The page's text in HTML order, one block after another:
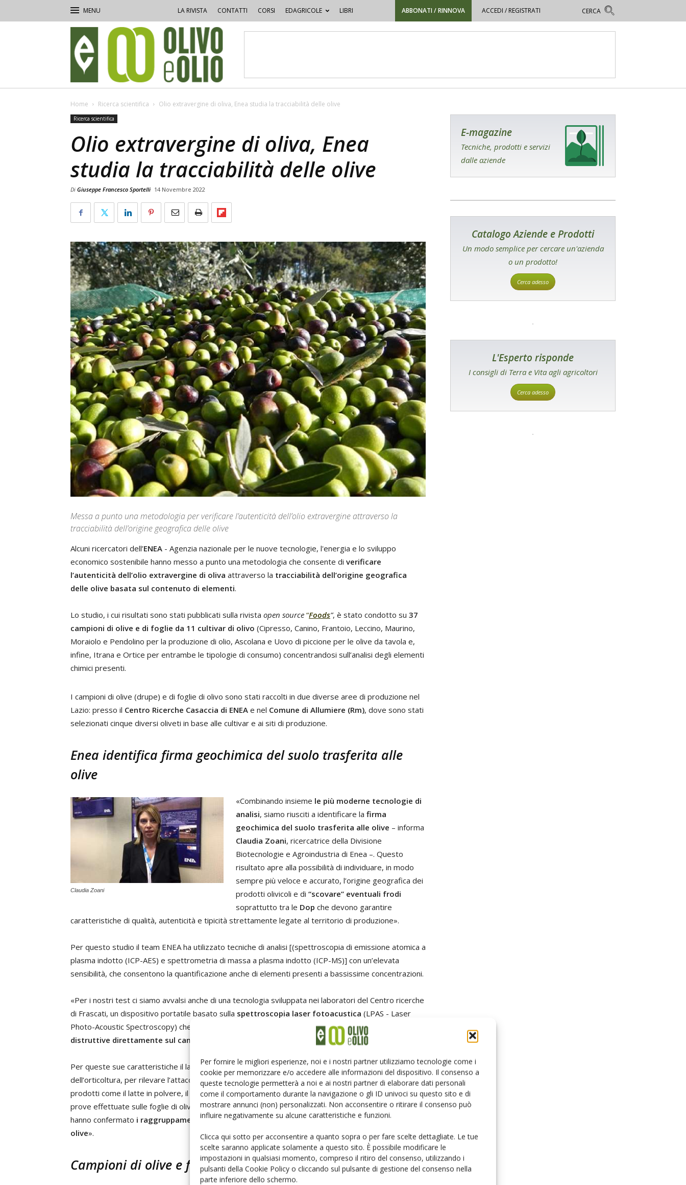
Per fornire le migliori esperienze, noi e i nostri partner utilizziamo tecnologie come i
cookie per memorizzare e/o accedere alle informazioni del dispositivo. Il consenso a
queste tecnologie permetterà a noi e ai nostri partner di elaborare dati personali
come il comportamento durante la navigazione o gli ID univoci su questo sito e di
mostrare annunci (non) personalizzati. Non acconsentire o ritirare il consenso può
influire negativamente su alcune caratteristiche e funzioni.
Clicca qui sotto per acconsentire a quanto sopra o per fare scelte dettagliate. Le tue
scelte saranno applicate solamente a questo sito. È possibile modificare le
impostazioni in qualsiasi momento, compreso il ritiro del consenso, utilizzando i
pulsanti della Cookie Policy o cliccando sul pulsante di gestione del consenso nella
parte inferiore dello schermo.
LA RIVISTA CONTATTI CORSI EDAGRICOLE LIBRI ABBONATI / RINNOVA ACCEDI / REGISTRATI
e
Olio
Home Ricerca scientifica Olio extravergine di oliva, Enea studia la tracciabilità delle olive
Ricerca scientifica
Olio extravergine di oliva, Enea
studia la tracciabilità delle olive
Di Giuseppe Francesco Sportelli 14 Novembre 2022
Messa a punto una metodologia per verificare l’autenticità dell’olio extravergine attraverso la
tracciabilità dell’origine geografica delle olive
Alcuni ricercatori dell’ENEA - Agenzia nazionale per le nuove tecnologie, l'energia e lo sviluppo
economico sostenibile hanno messo a punto una metodologia che consente di verificare
l’autenticità dell’olio extravergine di oliva attraverso la tracciabilità dell’origine geografica
delle olive basata sul contenuto di elementi.
Lo studio, i cui risultati sono stati pubblicati sulla rivista open source “Foods”, è stato condotto su 37
campioni di olive e di foglie da 11 cultivar di olivo (Cipresso, Canino, Frantoio, Leccino, Maurino,
Moraiolo e Pendolino per la produzione di olio, Ascolana e Uovo di piccione per le olive da tavola e,
infine, Itrana e Ortice per entrambe le tipologie di consumo) concentrandosi sull’analisi degli elementi
chimici presenti.
I campioni di olive (drupe) e di foglie di olivo sono stati raccolti in due diverse aree di produzione nel
Lazio: presso il Centro Ricerche Casaccia di ENEA e nel Comune di Allumiere (Rm), dove sono stati
selezionati cinque diversi oliveti in base alle cultivar e ai siti di produzione.
Enea identifica firma geochimica del suolo trasferita alle
olive
Claudia Zoani
«Combinando insieme le più moderne tecnologie di
analisi, siamo riusciti a identificare la firma
geochimica del suolo trasferita alle olive – informa
Claudia Zoani, ricercatrice della Divisione
Biotecnologie e Agroindustria di Enea –. Questo
risultato apre alla possibilità di individuare, in modo
sempre più veloce e accurato, l’origine geografica dei
prodotti olivicoli e di “scovare” eventuali frodi
soprattutto tra le Dop che devono garantire
caratteristiche di qualità, autenticità e tipicità strettamente legate al territorio di produzione».
Per questo studio il team ENEA ha utilizzato tecniche di analisi [(spettroscopia di emissione atomica a
plasma indotto (ICP-AES) e spettrometria di massa a plasma indotto (ICP-MS)] con un’elevata
sensibilità, che consentono la quantificazione anche di elementi presenti a bassissime concentrazioni.
«Per i nostri test ci siamo avvalsi anche di una tecnologia sviluppata nei laboratori del Centro ricerche
di Frascati, un dispositivo portatile basato sulla spettroscopia laser fotoacustica (LPAS - Laser
Photo-Acoustic Spectroscopy) che sfrutta luce e suono per eseguire
in tempo reale misure non
distruttive direttamente sul campione non trattato
Per queste sue caratteristiche il laser ENEA è già stato applicato con successo sia nel campo
dell’orticoltura, per rilevare l’attacco di agenti patogeni, sia per individuare eventuali frodi alimentari in
prodotti come il latte in polvere, il miele, il vino, l’olio, i succhi di frutta, il pesce e alcune spezie. E le
prove effettuate sulle foglie di olivo con il sistema laser, che si basano su spettri di tipo molecolare,
hanno confermato i raggruppamenti per area geografica ottenuti dall’analisi elementale delle
olive».
Campioni di olive e foglie distinti per area di produzione
E-magazine
Tecniche, prodotti e servizi
dalle aziende
Catalogo Aziende e Prodotti
Un modo semplice per cercare un'azienda
o un prodotto!
Cerca adesso
L'Esperto risponde
I consigli di Terra e Vita agli agricoltori
Cerca adesso